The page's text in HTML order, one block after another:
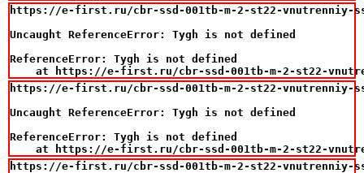
https://e-first.ru/cbr-ssd-001tb-m-2-st22-vnutrenniy-
Uncaught ReferenceError: Tygh is not defined
ReferenceError: Tygh is not defined
at https://e-first.ru/cbr-ssd-001tb-m-2-st22-
https://e-first.ru/cbr-ssd-001tb-m-2-st22-vnutrenniy-
Uncaught ReferenceError: Tygh is not defined
ReferenceError: Tygh is not defined
at https://e-first.ru/cbr-ssd-001tb-m-2-st22-
https://e-first.ru/cbr-ssd-001tb-m-2-st22-vnutrenniy-